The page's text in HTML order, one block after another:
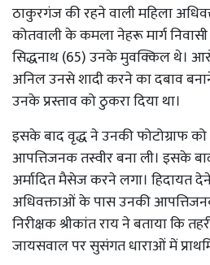
ठाकुरगंज की रहने वाली महिला
कोतवाली के कमला नेहरू मार्ग
सिद्धनाथ (65) उनके मुवक्किल थे।
अनिल उनसे शादी करने का दबाव
उनके प्रस्ताव को ठुकरा दिया था।
इसके बाद वृद्ध ने उनकी फोटोग्राफ
आपत्तिजनक तस्वीर बना ली। इसके
अर्मादित मैसेज करने लगा। हिदायत
अधिवक्ताओं के पास उनकी आपत्तिजनक
निरीक्षक श्रीकांत राय ने बताया कि
जायसवाल पर सुसंगत धाराओं में